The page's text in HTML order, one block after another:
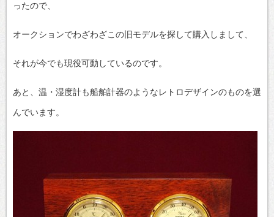
ったので、
オークションでわざわざこの旧モデルを探して購入しまして、
それが今でも現役可動しているのです。
あと、温・湿度計も船舶計器のようなレトロデザインのものを選
んでいます。